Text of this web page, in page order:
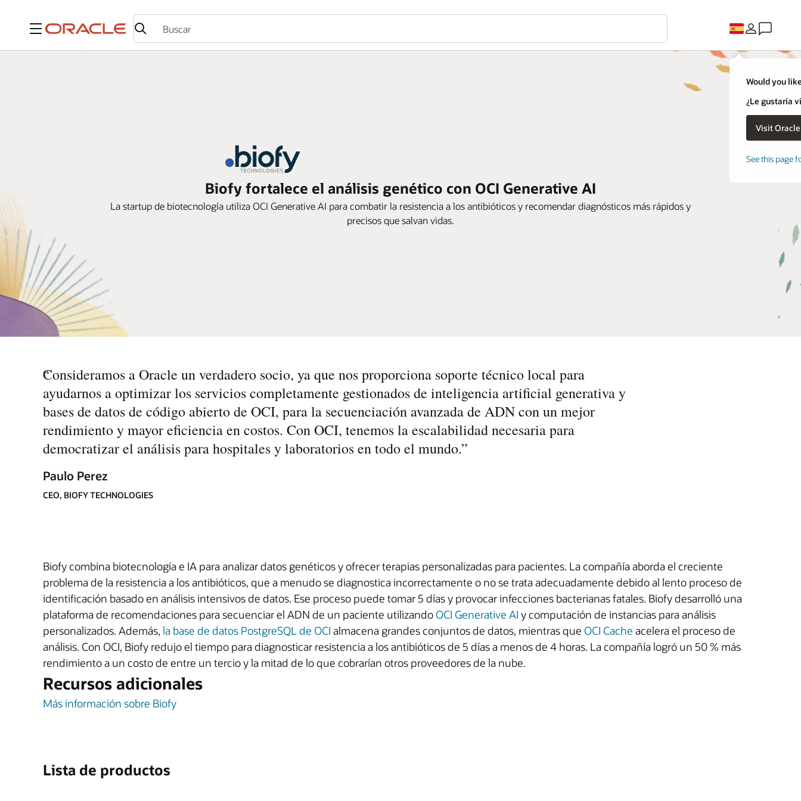
Menú
Would you
¿Le gustaría
See this page
Biofy fortalece el análisis genético con OCI Generative AI
La startup de biotecnología utiliza OCI Generative AI para combatir la resistencia a los antibióticos y recomendar diagnósticos más rápidos y
precisos que salvan vidas.
“
Consideramos a Oracle un verdadero socio, ya que nos proporciona soporte técnico local para
ayudarnos a optimizar los servicios completamente gestionados de inteligencia artificial generativa y
bases de datos de código abierto de OCI, para la secuenciación avanzada de ADN con un mejor
rendimiento y mayor eficiencia en costos. Con OCI, tenemos la escalabilidad necesaria para
democratizar el análisis para hospitales y laboratorios en todo el mundo.”
Paulo Perez
CEO, BIOFY TECHNOLOGIES
Biofy combina biotecnología e IA para analizar datos genéticos y ofrecer terapias personalizadas para pacientes. La compañía aborda el creciente
problema de la resistencia a los antibióticos, que a menudo se diagnostica incorrectamente o no se trata adecuadamente debido al lento proceso de
identificación basado en análisis intensivos de datos. Ese proceso puede tomar 5 días y provocar infecciones bacterianas fatales. Biofy desarrolló una
plataforma de recomendaciones para secuenciar el ADN de un paciente utilizando OCI Generative AI y computación de instancias para análisis
personalizados. Además, la base de datos PostgreSQL de OCI almacena grandes conjuntos de datos, mientras que OCI Cache acelera el proceso de
análisis. Con OCI, Biofy redujo el tiempo para diagnosticar resistencia a los antibióticos de 5 días a menos de 4 horas. La compañía logró un 50 % más
rendimiento a un costo de entre un tercio y la mitad de lo que cobrarían otros proveedores de la nube.
Recursos adicionales
Más información sobre Biofy
Lista de productos